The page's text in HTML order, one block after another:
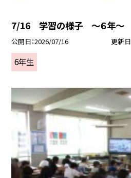
7/16 学習の様子 ～６年～
公開日 2026/07/16 更新日
6年生